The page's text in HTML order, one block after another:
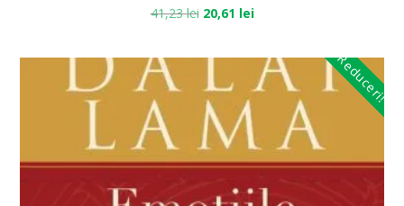
41,23lei 20,61 lei
Reduceri!